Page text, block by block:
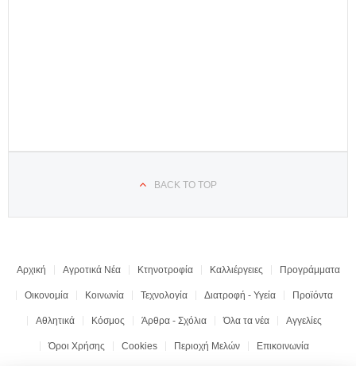
BACK TO TOP
Αρχική Αγροτικά Νέα Κτηνοτροφία Καλλιέργειες Προγράμματα
Οικονομία Κοινωνία Τεχνολογία Διατροφή - Υγεία Προϊόντα
Αθλητικά Κόσμος Άρθρα - Σχόλια Όλα τα νέα Αγγελίες
Όροι Χρήσης Cookies Περιοχή Μελών Επικοινωνία